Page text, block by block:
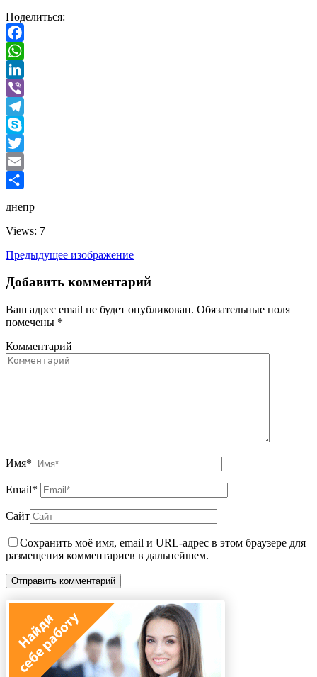
Поделиться:
Facebook
WhatsApp
LinkedIn
Viber
Telegram
Skype
Twitter
Email
днепр
Views: 7
Предыдущее изображение
Добавить комментарий
Ваш адрес email не будет опубликован. Обязательные поля
помечены *
Комментарий
Имя*
Email*
Сайт
Сохранить моё имя, email и URL-адрес в этом браузере для
размещения комментариев в дальнейшем.